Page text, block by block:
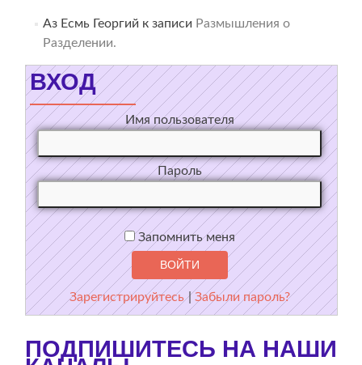
Аз Есмь Георгий к записи Размышления о
Разделении.
ВХОД
Имя пользователя
Пароль
Запомнить меня
Зарегистрируйтесь |Забыли пароль?
ПОДПИШИТЕСЬ НА НАШИ